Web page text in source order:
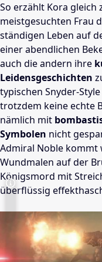
So erzählt Kora gleich
meistgesuchten Frau
ständigen Leben auf
einer abendlichen
auch die andern ihre
Leidensgeschichten
typischen Snyder-
trotzdem keine echte
nämlich mit
Symbolen nicht
Admiral Noble kommt
Wundmalen auf der
Königsmord mit
überflüssig